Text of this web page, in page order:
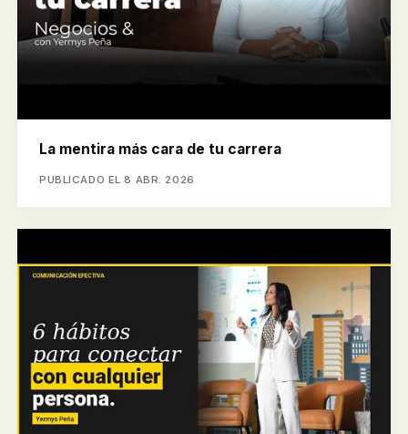
La mentira más cara de tu carrera
PUBLICADO EL 8 ABR. 2026